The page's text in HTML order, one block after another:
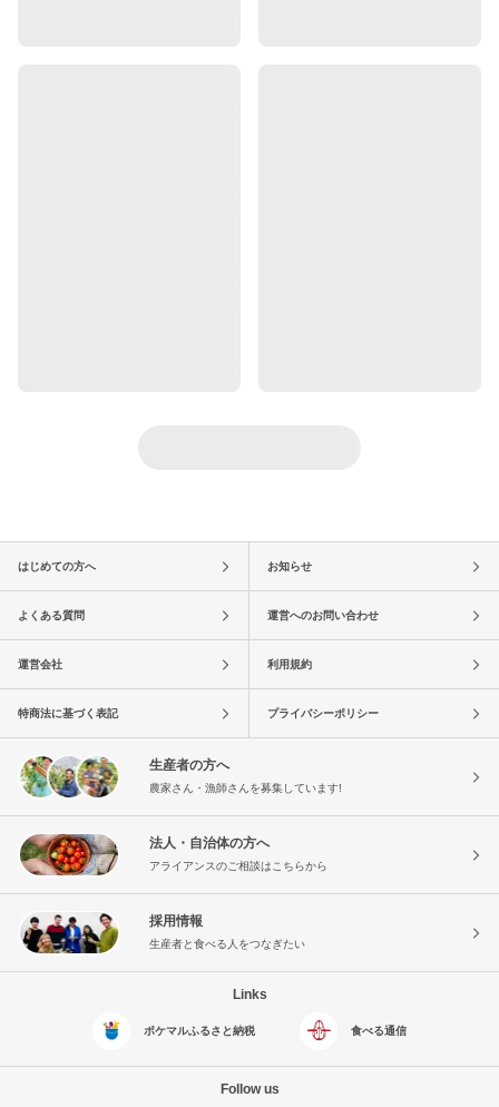
はじめての方へ お知らせ
よくある質問 運営へのお問い合わせ
運営会社 利用規約
特商法に基づく表記 プライバシーポリシー
生産者の方へ
農家さん・漁師さんを募集しています!
法人・自治体の方へ
アライアンスのご相談はこちらから
採用情報
生産者と食べる人をつなぎたい
Links
ポケマルふるさと納税 食べる通信
Follow us